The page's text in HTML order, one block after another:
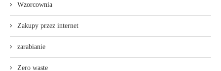
Wzorcownia
Zakupy przez internet
zarabianie
Zero waste